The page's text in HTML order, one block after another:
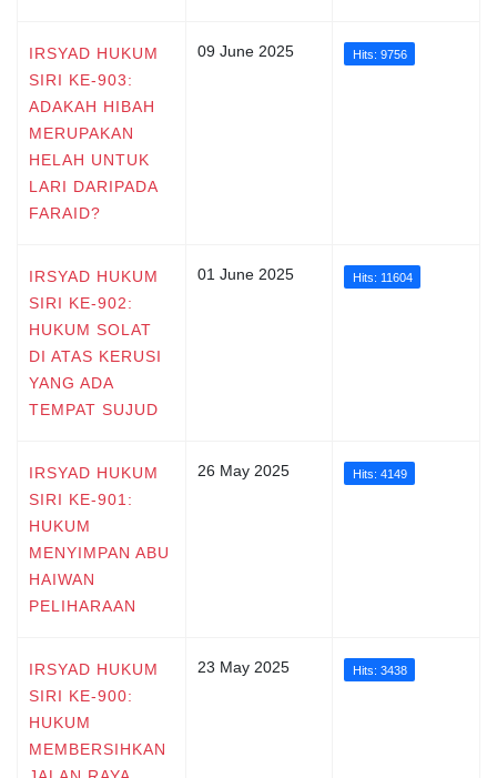
IRSYAD HUKUM
SIRI KE-903:
ADAKAH HIBAH
MERUPAKAN
HELAH UNTUK
LARI DARIPADA
FARAID?
09 June 2025 Hits: 9756
IRSYAD HUKUM
SIRI KE-902:
HUKUM SOLAT
DI ATAS KERUSI
YANG ADA
TEMPAT SUJUD
01 June 2025 Hits: 11604
IRSYAD HUKUM
SIRI KE-901:
HUKUM
MENYIMPAN ABU
HAIWAN
PELIHARAAN
26 May 2025 Hits: 4149
IRSYAD HUKUM
SIRI KE-900:
HUKUM
MEMBERSIHKAN
23 May 2025 Hits: 3438